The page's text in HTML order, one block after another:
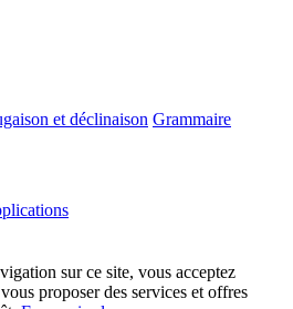
et déclinaison Grammaire
sur ce site, vous acceptez
proposer des services et offres